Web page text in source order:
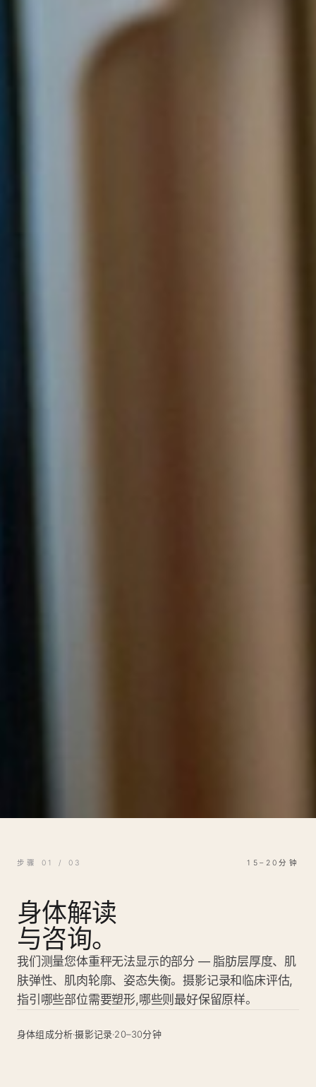
步骤 01 / 03 15–20分钟
身体解读
与咨询。
我们测量您体重秤无法显示的部分 — 脂肪层厚度、肌
肤弹性、肌肉轮廓、姿态失衡。摄影记录和临床评估,
指引哪些部位需要塑形,哪些则最好保留原样。
身体组成分析·摄影记录·20–30分钟